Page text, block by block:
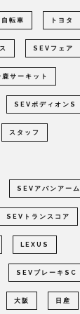
自転車 トヨタ
SEVフェア
鹿サーキット
SEVボディオンS
スタッフ
SEVアバンアーム
SEVトランスコア
LEXUS
SEVブレーキSC
大阪 日産